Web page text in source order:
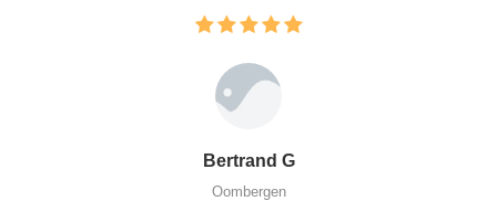
Bertrand G
Oombergen